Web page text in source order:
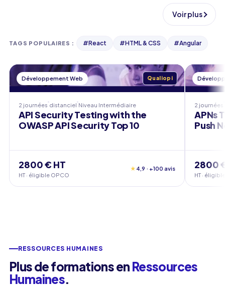
Voir plus
TAGS POPULAIRES : #React #HTML & CSS #Angular
Développement Web Qualiopi
2 journées distanciel Niveau Intermédiaire
API Security Testing with the
OWASP API Security Top 10
2800 € HT
HT · éligible OPCO
★ 4,9 · +100 avis
2 journées
APNs
Push
2800
HT ·
RESSOURCES HUMAINES
Plus de formations en Ressources
Humaines.